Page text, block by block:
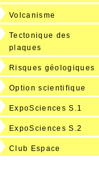
Volcanisme
Tectonique des
plaques
Risques géologiques
Option scientifique
ExpoSciences S.1
ExpoSciences S.2
Club Espace